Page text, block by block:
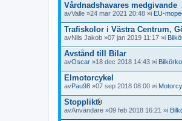
Vårdnadshavares medgivande
avValle »24 mar 2021 20:48 »i EU-
Trafiskolor i Västra Centrum,
avNils Jakob »07 jan 2019 11:17 »i
Avstånd till Bilar
avOscar »18 dec 2018 14:43 »i
Elmotorcykel
avPau98 »07 sep 2018 08:00 »i
Stopplikt
B
avAnvändare »09 feb 2018 16:21 »i